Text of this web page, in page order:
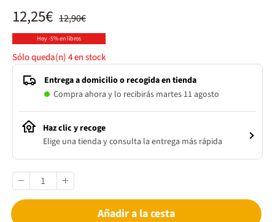
12,90€
12,25€
Hoy -5% en libros
Sólo queda(n)4en stock
Entrega a domicilio o recogida en tienda
Compra ahora y lo recibirás martes 11 agosto
Haz clic y recoge
Elige una tienda y consulta la entrega más rápida
Añadir a la cesta